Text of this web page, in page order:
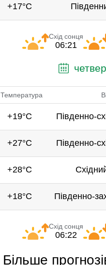
+17°C
Схід сонця
06:21
Температура
+19°C Південно-
+27°C Південно-
+28°C
+18°C Південно-
Схід сонця
06:22
Більше